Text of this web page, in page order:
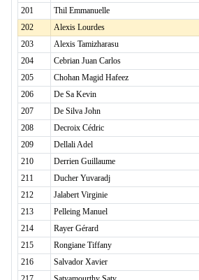
201
Thil Emmanuelle
202
Alexis Lourdes
203
Alexis Tamizharasu
204
Cebrian Juan Carlos
205
Chohan Magid Hafeez
206
De Sa Kevin
207
De Silva John
208
Decroix Cédric
209
Dellali Adel
210
Derrien Guillaume
211
Ducher Yuvaradj
212
Jalabert Virginie
213
Pelleing Manuel
214
Rayer Gérard
215
Rongiane Tiffany
216
Salvador Xavier